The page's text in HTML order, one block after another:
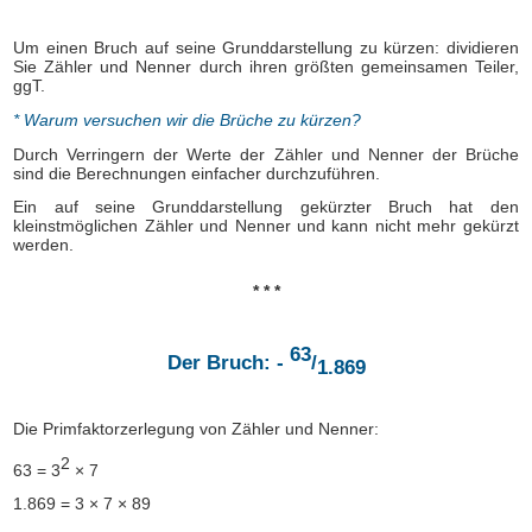
Um einen Bruch auf seine Grunddarstellung zu kürzen: dividieren
Sie Zähler und Nenner durch ihren größten gemeinsamen Teiler,
ggT.
* Warum versuchen wir die Brüche zu kürzen?
Durch Verringern der Werte der Zähler und Nenner der Brüche
sind die Berechnungen einfacher durchzuführen.
Ein auf seine Grunddarstellung gekürzter Bruch hat den
kleinstmöglichen Zähler und Nenner und kann nicht mehr gekürzt
werden.
* * *
Der Bruch: - 63/1.869
Die Primfaktorzerlegung von Zähler und Nenner:
63 = 32 × 7
1.869 = 3 × 7 × 89